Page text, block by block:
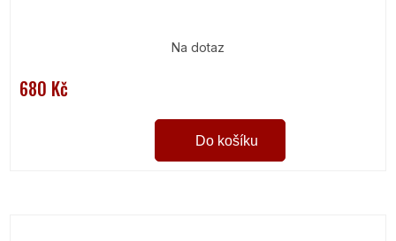
Na dotaz
680 Kč
Do košíku